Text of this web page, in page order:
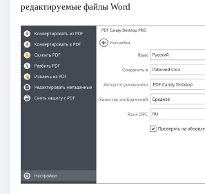
редактируемые файлы Word